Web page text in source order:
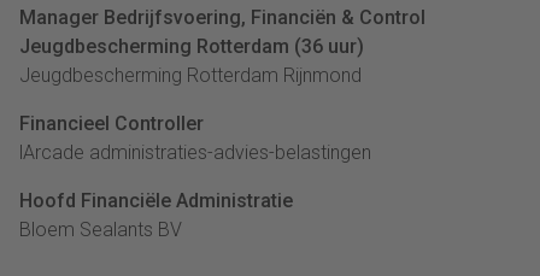
Manager Bedrijfsvoering, Financiën & Control
Jeugdbescherming Rotterdam (36 uur)
Jeugdbescherming Rotterdam Rijnmond
Financieel Controller
lArcade administraties-advies-belastingen
Hoofd Financiële Administratie
Bloem Sealants BV